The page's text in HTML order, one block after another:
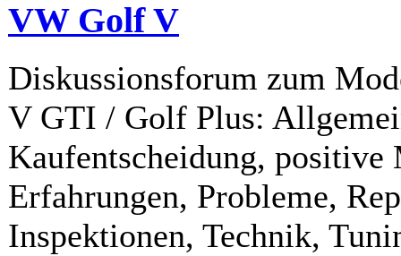
VW Golf V
Diskussionsforum zum
V GTI / Golf Plus:
Kaufentscheidung, positive
Erfahrungen, Probleme,
Inspektionen, Technik,